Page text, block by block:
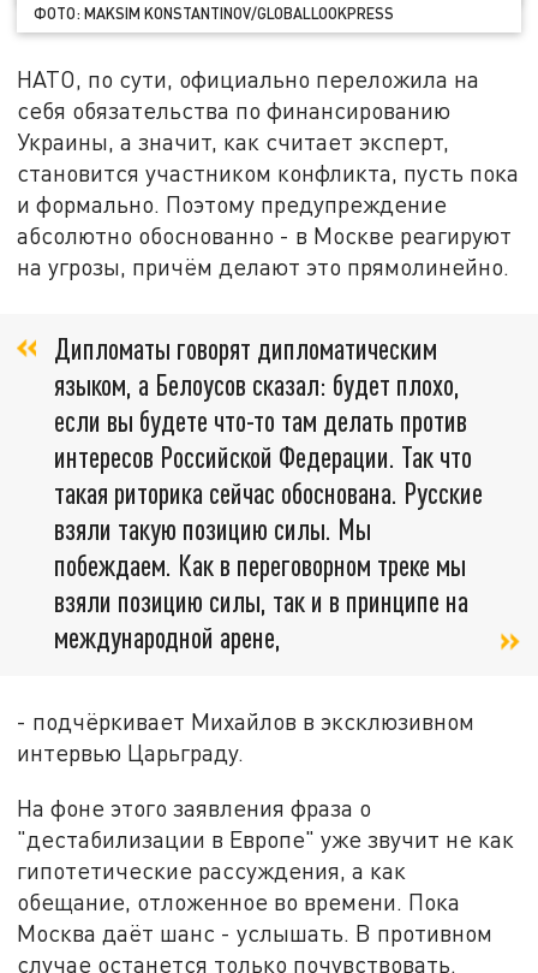
ФОТО: MAKSIM KONSTANTINOV/GLOBALLOOKPRESS
НАТО, по сути, официально переложила на
себя обязательства по финансированию
Украины, а значит, как считает эксперт,
становится участником конфликта, пусть пока
и формально. Поэтому предупреждение
абсолютно обоснованно - в Москве реагируют
на угрозы, причём делают это прямолинейно.
Дипломаты говорят дипломатическим
языком, а Белоусов сказал: будет плохо,
если вы будете что-то там делать против
интересов Российской Федерации. Так что
такая риторика сейчас обоснована. Русские
взяли такую позицию силы. Мы
побеждаем. Как в переговорном треке мы
взяли позицию силы, так и в принципе на
международной арене,
- подчёркивает Михайлов в эксклюзивном
интервью Царьграду.
На фоне этого заявления фраза о
"дестабилизации в Европе" уже звучит не как
гипотетические рассуждения, а как
обещание, отложенное во времени. Пока
Москва даёт шанс - услышать. В противном
случае останется только почувствовать.